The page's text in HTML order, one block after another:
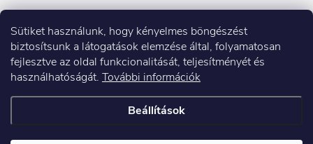
Sütiket használunk, hogy kényelmes böngészést
biztosítsunk a látogatások elemzése által, folyamatosan
fejlesztve az oldal funkcionalitását, teljesítményét és
használhatóságát. További információk
Beállítások
Copyright 2026Elektroshock.hu. Minden jog fenntartva.